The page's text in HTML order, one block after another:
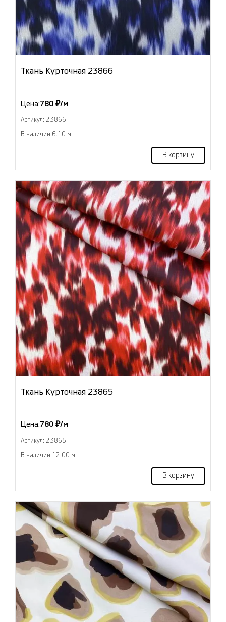
Ткань Курточная 23866
Цена:780 ₽/м
Артикул: 23866
В наличии 6.10 м
В корзину
Ткань Курточная 23865
Цена:780 ₽/м
Артикул: 23865
В наличии 12.00 м
В корзину